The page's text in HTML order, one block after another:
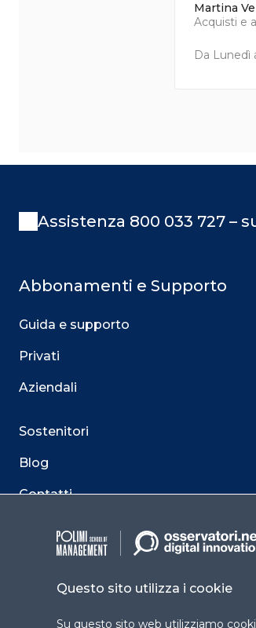
Martina
Acquisti e
Da Lunedì
Assistenza 800 033 727 –
Abbonamenti e Supporto
Guida e supporto
Privati
Aziendali
Sostenitori
Blog
Contatti
Questo sito utilizza i cookie
Su questo sito web utilizziamo